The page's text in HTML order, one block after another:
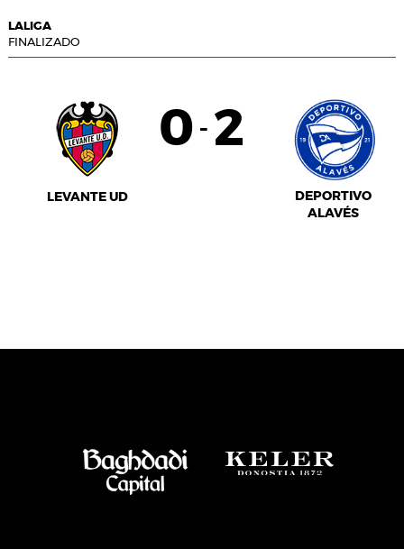
LALIGA
FINALIZADO
LEVANTE UD
0 - 2
DEPORTIVO
ALAVÉS